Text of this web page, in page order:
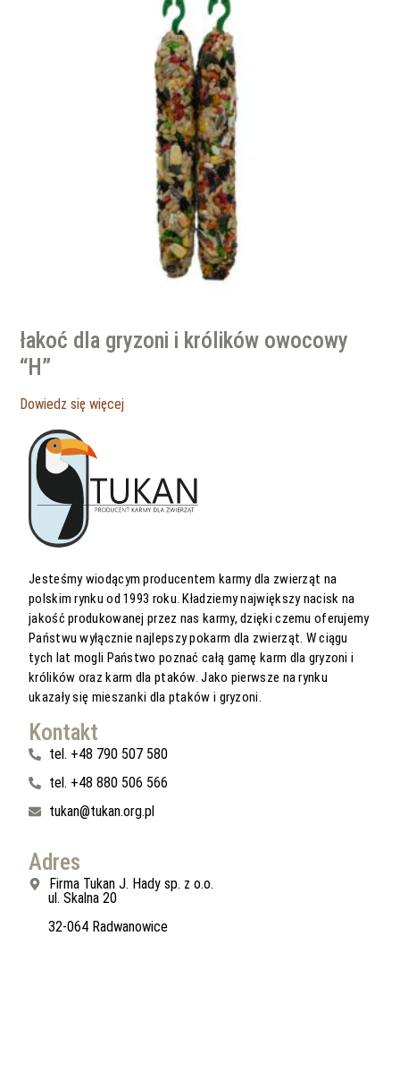
łakoć dla gryzoni i królików owocowy
“H”
Dowiedz się więcej
Jesteśmy wiodącym producentem karmy dla zwierząt na
polskim rynku od 1993 roku. Kładziemy największy nacisk na
jakość produkowanej przez nas karmy, dzięki czemu oferujemy
Państwu wyłącznie najlepszy pokarm dla zwierząt. W ciągu
tych lat mogli Państwo poznać całą gamę karm dla gryzoni i
królików oraz karm dla ptaków. Jako pierwsze na rynku
ukazały się mieszanki dla ptaków i gryzoni.
Kontakt
tel. +48 790 507 580
tel. +48 880 506 566
tukan@tukan.org.pl
Adres
Firma Tukan J. Hady sp. z o.o.
ul. Skalna 20
32-064 Radwanowice